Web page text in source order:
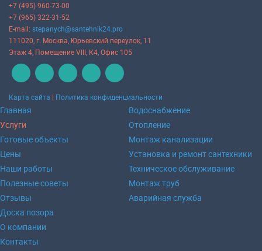
+7 (495) 960-73-00
+7 (965) 322-31-52
E-mail: stepanych@santehnik24.pro
111020 , г. Москва Юрьевский переулок, 11
Этаж 4, Помещение VIII, К4, Офис 105
Карта сайта | Политика конфиденциальности
Главная
Услуги
Готовые объекты
Цены
Наши работы
Полезные советы
Отзывы
Доска позора
О компании
Контакты
Водоснабжение
Отопление
Монтаж канализации
Установка и ремонт сантехники
Техническое обслуживание
Монтаж труб
Аварийная служба